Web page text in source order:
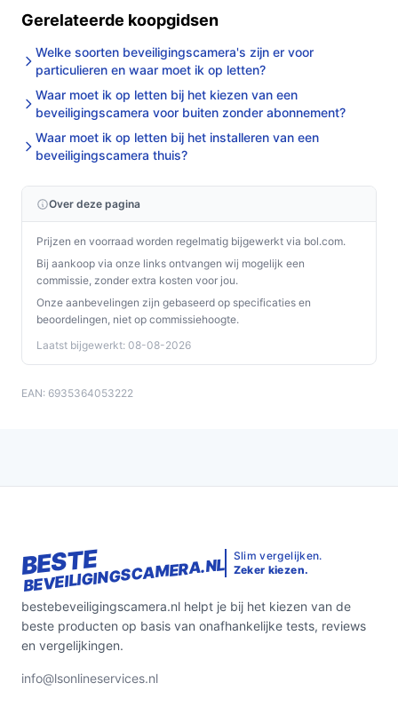
De Tapo C100 Beveiligingscamera is een uitstekende
keuze voor iedereen die op zoek is naar een
betrouwbare en gebruiksvriendelijke
beveiligingsoplossing voor binnen. Met zijn scherpe
beelden, slimme functies en eenvoudige installatie, is
deze camera een waardevolle aanvulling voor jouw
veiligheid.
Ontdek alle specificaties en vergelijk prijzen op
past bij jouw behoeften!
Gerelateerde koopgidsen
Welke soorten beveiligingscamera's zijn er voor
particulieren en waar moet ik op letten?
Waar moet ik op letten bij het kiezen van een
beveiligingscamera voor buiten zonder abonnement?
Waar moet ik op letten bij het installeren van een
beveiligingscamera thuis?
Over deze pagina
Prijzen en voorraad worden regelmatig bijgewerkt via bol.com.
Bij aankoop via onze links ontvangen wij mogelijk een
commissie, zonder extra kosten voor jou.
Onze aanbevelingen zijn gebaseerd op specificaties en
beoordelingen, niet op commissiehoogte.
Laatst bijgewerkt: 08-08-2026
EAN: 6935364053222
BESTE
BEVEILIGINGSCAMERA.NL Slim vergelijken.
Zeker kiezen.
bestebeveiligingscamera.nl helpt je bij het kiezen van de
beste producten op basis van onafhankelijke tests, reviews
en vergelijkingen.
info@lsonlineservices.nl